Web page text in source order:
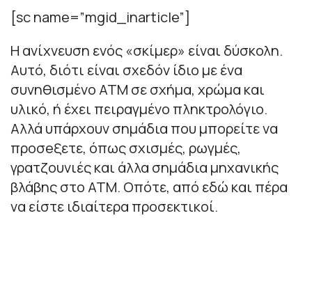
[sc name=”mgid_inarticle”]
Η ανίχνευση ενός «σκίμερ» είναι δύσκολη.
Αυτό, διότι είναι σχεδόν ίδιο με ένα
συνηθισμένο ATM σε σχήμα, χρώμα και
υλικό, ή έχει πειραγμένο πληκτρολόγιο.
Αλλά υπάρχουν σημάδια που μπορείτε να
προσeξετε, όπως σχισμές, ρωγμές,
γρατζουνιές και άλλα σημάδια μηχανικής
βλάβης στο ΑΤΜ. Οπότε, από εδώ και πέρα
να είστε ιδιαίτερα προσεκτικοί.